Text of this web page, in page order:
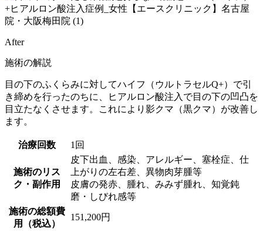
After
施術の解説
目の下のふくらみに対してハイフ（ウルトラセルQ+）で引
き締めを行ったのちに、ヒアルロン酸注入で目の下の凹凸を
目立たなくさせます。これにより影クマ（黒クマ）が改善し
ます。
治療回数 1回
施術のリス
ク・副作用
皮下出血、感染、アレルギー、塞栓症、仕
上がりの左右差、異物肉芽腫等
皮膚の発赤、腫れ、みみず腫れ、知覚鈍
磨・しびれ感等
施術の総額費
用（税込）
151,200円